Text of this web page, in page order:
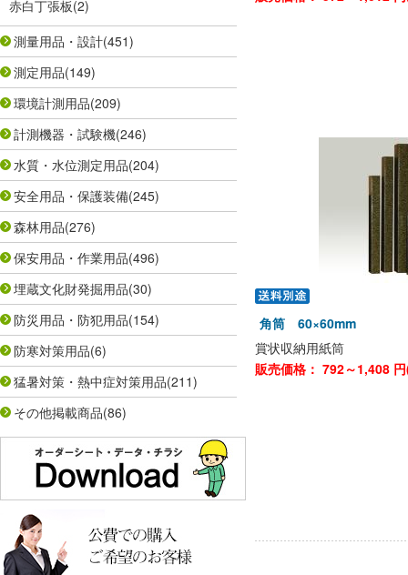
赤白丁張板(2)
測量用品・設計(451)
測定用品(149)
環境計測用品(209)
計測機器・試験機(246)
水質・水位測定用品(204)
安全用品・保護装備(245)
森林用品(276)
保安用品・作業用品(496)
埋蔵文化財発掘用品(30)
防災用品・防犯用品(154)
防寒対策用品(6)
猛暑対策・熱中症対策用品(211)
その他掲載商品(86)
角筒 60×60mm
賞状収納用紙筒
販売価格： 792～1,408